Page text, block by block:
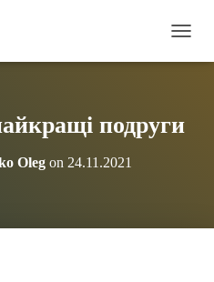
Е
К
подруги
Oleg on 24.11.2021